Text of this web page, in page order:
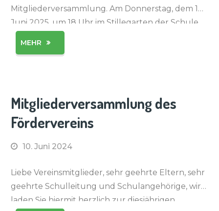
Mitgliederversammlung. Am Donnerstag, dem 12.
Juni 2025, um 18 Uhr im Stillegarten der Schule.
Die Versammlung steht allen offen, die sich für die
MEHR
Mitgliederversammlung des
Fördervereins
10. Juni 2024
Liebe Vereinsmitglieder, sehr geehrte Eltern, sehr
geehrte Schulleitung und Schulangehörige, wir
laden Sie hiermit herzlich zur diesjährigen